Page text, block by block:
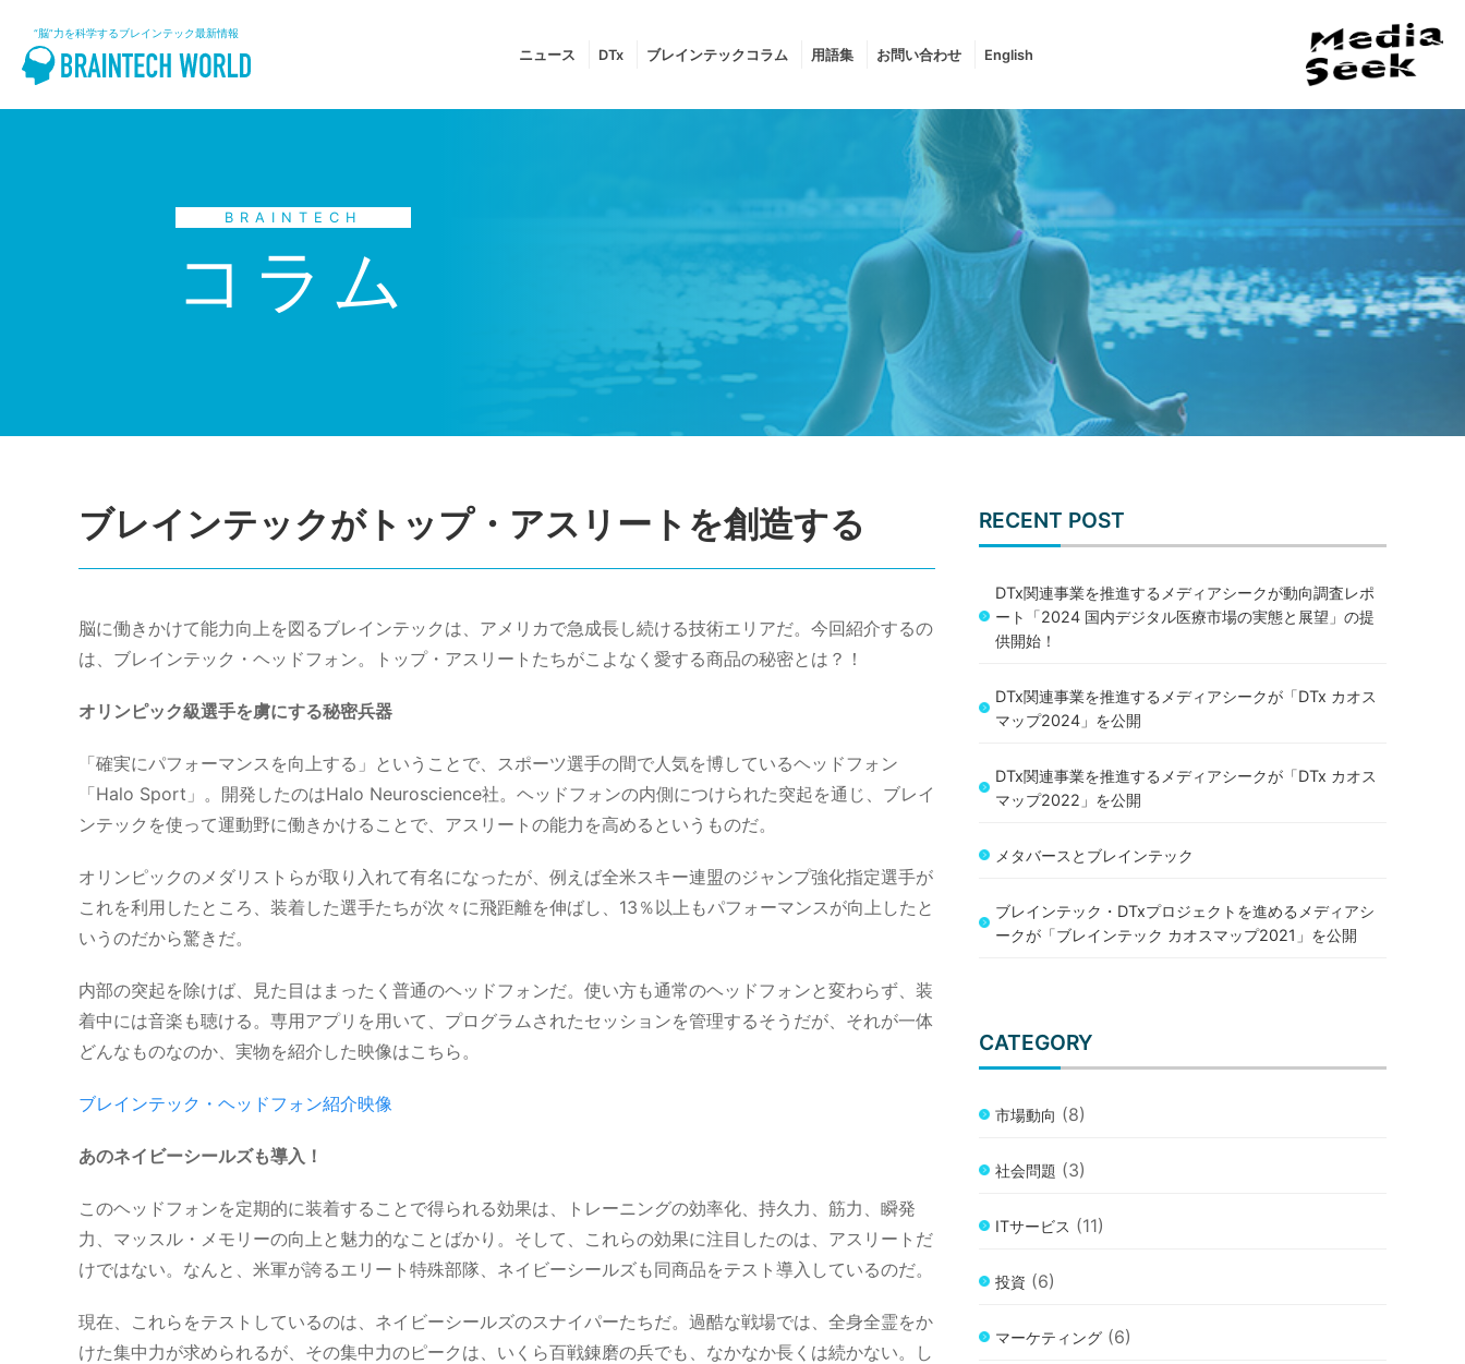
“脳”力を科学するブレインテック最新情報
ニュース DTx ブレインテックコラム 用語集 お問い合わせ English
BRAINTECH
コラム
ブレインテックがトップ・アスリートを創造する
脳に働きかけて能力向上を図るブレインテックは、アメリカで急成長し続ける技術エリアだ。今回紹介するの
は、ブレインテック・ヘッドフォン。トップ・アスリートたちがこよなく愛する商品の秘密とは？！
オリンピック級選手を虜にする秘密兵器
「確実にパフォーマンスを向上する」ということで、スポーツ選手の間で人気を博しているヘッドフォン
「Halo Sport」。開発したのはHalo Neuroscience社。ヘッドフォンの内側につけられた突起を通じ、ブレイ
ンテックを使って運動野に働きかけることで、アスリートの能力を高めるというものだ。
オリンピックのメダリストらが取り入れて有名になったが、例えば全米スキー連盟のジャンプ強化指定選手が
これを利用したところ、装着した選手たちが次々に飛距離を伸ばし、13％以上もパフォーマンスが向上したと
いうのだから驚きだ。
内部の突起を除けば、見た目はまったく普通のヘッドフォンだ。使い方も通常のヘッドフォンと変わらず、装
着中には音楽も聴ける。専用アプリを用いて、プログラムされたセッションを管理するそうだが、それが一体
どんなものなのか、実物を紹介した映像はこちら。
ブレインテック・ヘッドフォン紹介映像
あのネイビーシールズも導入！
このヘッドフォンを定期的に装着することで得られる効果は、トレーニングの効率化、持久力、筋力、瞬発
力、マッスル・メモリーの向上と魅力的なことばかり。そして、これらの効果に注目したのは、アスリートだ
けではない。なんと、米軍が誇るエリート特殊部隊、ネイビーシールズも同商品をテスト導入しているのだ。
現在、これらをテストしているのは、ネイビーシールズのスナイパーたちだ。過酷な戦場では、全身全霊をか
けた集中力が求められるが、その集中力のピークは、いくら百戦錬磨の兵でも、なかなか長くは続かない。し
RECENT POST
DTx関連事業を推進するメディアシークが動向調査レポ
ート「2024 国内デジタル医療市場の実態と展望」の提
供開始！
DTx関連事業を推進するメディアシークが「DTx カオス
マップ2024」を公開
DTx関連事業を推進するメディアシークが「DTx カオス
マップ2022」を公開
メタバースとブレインテック
ブレインテック・DTxプロジェクトを進めるメディアシ
ークが「ブレインテック カオスマップ2021」を公開
CATEGORY
市場動向 (8)
社会問題 (3)
ITサービス (11)
投資 (6)
マーケティング (6)